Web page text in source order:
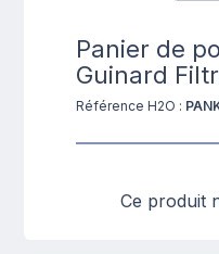
Panier de
Guinard
Référence H2O :
Ce produit